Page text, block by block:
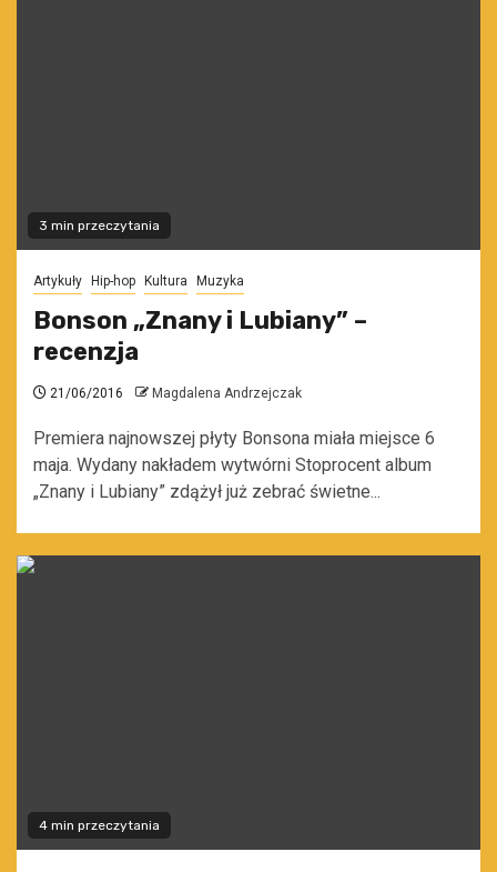
3 min przeczytania
Artykuły Hip-hop Kultura Muzyka
Bonson „Znany i Lubiany” –
recenzja
21/06/2016 Magdalena Andrzejczak
Premiera najnowszej płyty Bonsona miała miejsce 6
maja. Wydany nakładem wytwórni Stoprocent album
„Znany i Lubiany” zdążył już zebrać świetne...
4 min przeczytania